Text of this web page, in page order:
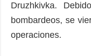
Druzhkivka.
bombardeos, se
operaciones.